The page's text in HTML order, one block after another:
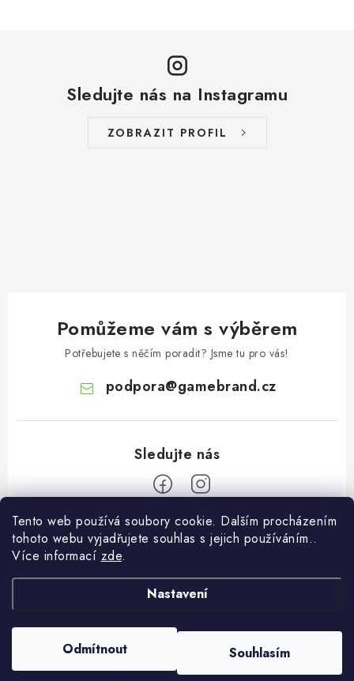
Tento web používá soubory cookie. Dalším procházením
tohoto webu vyjadřujete souhlas s jejich používáním..
Více informací zde.
Nastavení
Odmítnout Souhlasím
Sledujte nás na Instagramu
ZOBRAZIT PROFIL
Pomůžeme vám s výběrem
Potřebujete s něčím poradit? Jsme tu pro vás!
podpora@gamebrand.cz
Pomoc a informace
Doprava a platba
O Gamebrandu
Blog
Vytvořil Shoptet
Copyright 2026Gamebrand.cz . Všechna práva vyhrazena.